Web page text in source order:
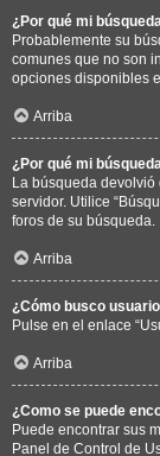
¿Por qué mi
Probablemente su
comunes que no son
opciones disponibles
Arriba
¿Por qué mi
La búsqueda
servidor. Utilice
foros de su búsqueda.
Arriba
¿Cómo busco
Pulse en el enlace
Arriba
¿Como se puede
Puede encontrar sus
Panel de Control de